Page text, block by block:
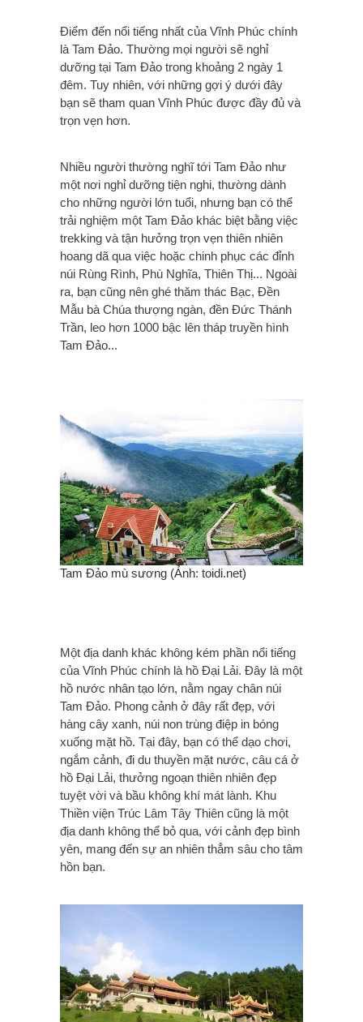
Điểm đến nổi tiếng nhất của Vĩnh Phúc chính
là Tam Đảo. Thường mọi người sẽ nghỉ
dưỡng tại Tam Đảo trong khoảng 2 ngày 1
đêm. Tuy nhiên, với những gợi ý dưới đây
bạn sẽ tham quan Vĩnh Phúc được đầy đủ và
trọn vẹn hơn.
Nhiều người thường nghĩ tới Tam Đảo như
một nơi nghỉ dưỡng tiện nghi, thường dành
cho những người lớn tuổi, nhưng bạn có thể
trải nghiệm một Tam Đảo khác biệt bằng việc
trekking và tận hưởng trọn vẹn thiên nhiên
hoang dã qua việc hoặc chinh phục các đỉnh
núi Rùng Rình, Phù Nghĩa, Thiên Thị... Ngoài
ra, bạn cũng nên ghé thăm thác Bạc, Đền
Mẫu bà Chúa thượng ngàn, đền Đức Thánh
Trần, leo hơn 1000 bậc lên tháp truyền hình
Tam Đảo...
Tam Đảo mù sương (Ảnh: toidi.net)
Một địa danh khác không kém phần nổi tiếng
của Vĩnh Phúc chính là hồ Đại Lải. Đây là một
hồ nước nhân tạo lớn, nằm ngay chân núi
Tam Đảo. Phong cảnh ở đây rất đẹp, với
hàng cây xanh, núi non trùng điệp in bóng
xuống mặt hồ. Tại đây, bạn có thể dạo chơi,
ngắm cảnh, đi du thuyền mặt nước, câu cá ở
hồ Đại Lải, thưởng ngoạn thiên nhiên đẹp
tuyệt vời và bầu không khí mát lành. Khu
Thiền viện Trúc Lâm Tây Thiên cũng là một
địa danh không thể bỏ qua, với cảnh đẹp bình
yên, mang đến sự an nhiên thẳm sâu cho tâm
hồn bạn.